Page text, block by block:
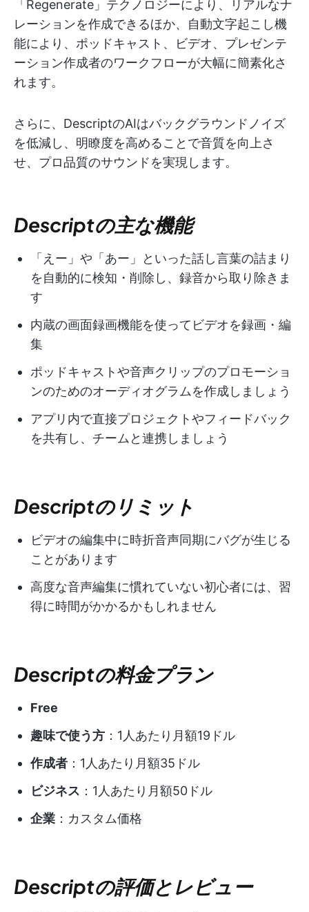
「Regenerate」テクノロジーにより、リアルなナ
レーションを作成できるほか、自動文字起こし機
能により、ポッドキャスト、ビデオ、プレゼンテ
ーション作成者のワークフローが大幅に簡素化さ
れます。
さらに、DescriptのAIはバックグラウンドノイズ
を低減し、明瞭度を高めることで音質を向上さ
せ、プロ品質のサウンドを実現します。
Descriptの主な機能
「えー」や「あー」といった話し言葉の詰まり
を自動的に検知・削除し、録音から取り除きま
す
内蔵の画面録画機能を使ってビデオを録画・編
集
ポッドキャストや音声クリップのプロモーショ
ンのためのオーディオグラムを作成しましょう
アプリ内で直接プロジェクトやフィードバック
を共有し、チームと連携しましょう
Descriptのリミット
ビデオの編集中に時折音声同期にバグが生じる
ことがあります
高度な音声編集に慣れていない初心者には、習
得に時間がかかるかもしれません
Descriptの料金プラン
Free
趣味で使う方 ：1人あたり月額19ドル
作成者 ：1人あたり月額35ドル
ビジネス ：1人あたり月額50ドル
企業 ：カスタム価格
Descriptの評価とレビュー